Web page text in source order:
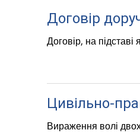
Договір
Договір, на
Цивільно-
Вираження волі